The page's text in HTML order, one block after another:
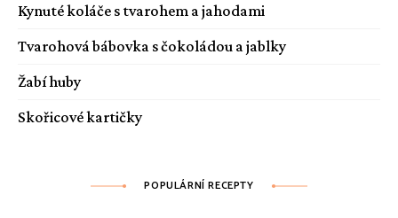
Kynuté koláče s tvarohem a jahodami
Tvarohová bábovka s čokoládou a jablky
Žabí huby
Skořicové kartičky
POPULÁRNÍ RECEPTY